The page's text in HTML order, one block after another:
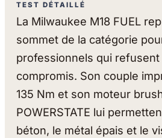
TEST DÉTAILLÉ
La Milwaukee M18 FUEL
sommet de la catégorie
professionnels qui refusent
compromis. Son couple
135 Nm et son moteur
POWERSTATE lui
béton, le métal épais et le